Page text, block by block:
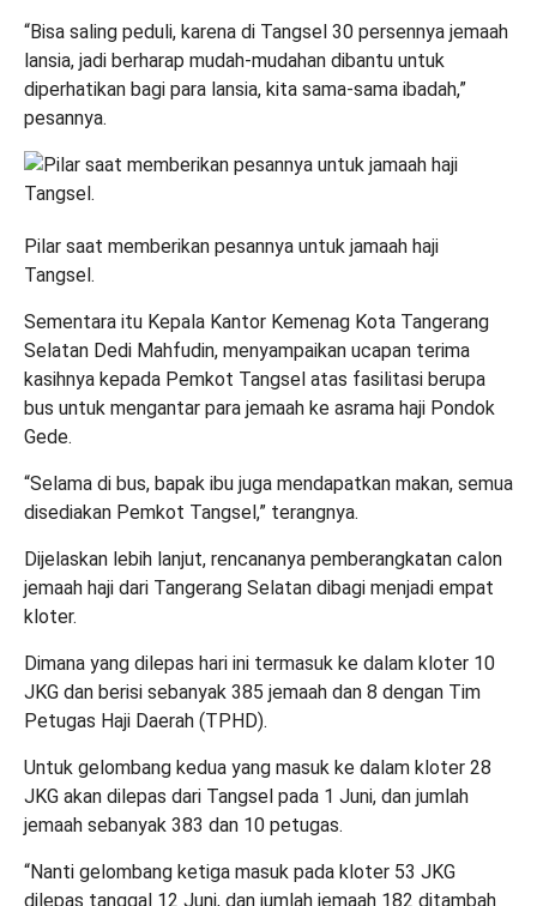
“Bisa saling peduli, karena di Tangsel 30 persennya jemaah
lansia, jadi berharap mudah-mudahan dibantu untuk
diperhatikan bagi para lansia, kita sama-sama ibadah,”
pesannya.
Pilar saat memberikan pesannya untuk jamaah haji
Tangsel.
Sementara itu Kepala Kantor Kemenag Kota Tangerang
Selatan Dedi Mahfudin, menyampaikan ucapan terima
kasihnya kepada Pemkot Tangsel atas fasilitasi berupa
bus untuk mengantar para jemaah ke asrama haji Pondok
Gede.
“Selama di bus, bapak ibu juga mendapatkan makan, semua
disediakan Pemkot Tangsel,” terangnya.
Dijelaskan lebih lanjut, rencananya pemberangkatan calon
jemaah haji dari Tangerang Selatan dibagi menjadi empat
kloter.
Dimana yang dilepas hari ini termasuk ke dalam kloter 10
JKG dan berisi sebanyak 385 jemaah dan 8 dengan Tim
Petugas Haji Daerah (TPHD).
Untuk gelombang kedua yang masuk ke dalam kloter 28
JKG akan dilepas dari Tangsel pada 1 Juni, dan jumlah
jemaah sebanyak 383 dan 10 petugas.
“Nanti gelombang ketiga masuk pada kloter 53 JKG
dilepas tanggal 12 Juni, dan jumlah jemaah 182 ditambah